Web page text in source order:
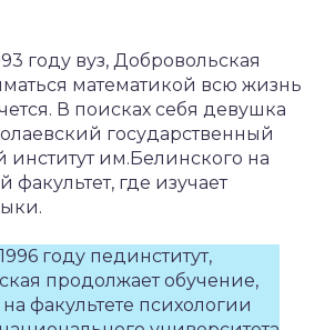
году вуз, Добровольская
математикой всю жизнь
В поисках себя девушка
государственный
институт им.Белинского на
где изучает
году пединститут,
продолжает обучение,
факультете психологии